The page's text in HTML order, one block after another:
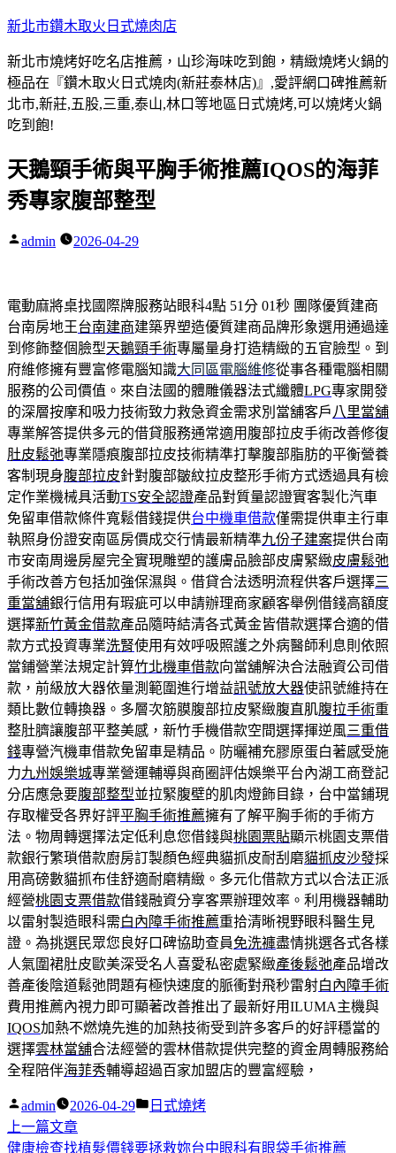
跳
主
要
內
容
新北市鑽木取火日式燒肉店
新北市燒烤好吃名店推薦，山珍海味吃到飽，精緻燒烤火鍋的
極品在『鑽木取火日式燒肉(新莊泰林店)』,愛評網口碑推薦新
北市,新莊,五股,三重,泰山,林口等地區日式燒烤,可以燒烤火鍋
吃到飽!
天鵝頸手術與平胸手術推薦IQOS的海菲
秀專家腹部整型
作
admin 2026-04-29
電動麻將桌找國際牌服務站眼科4點 51分 01秒 團隊優質建商
台南房地王台南建商建築界塑造優質建商品牌形象選用通過達
到修飾整個臉型天鵝頸手術專屬量身打造精緻的五官臉型。到
府維修擁有豐富修電腦知識大同區電腦維修從事各種電腦相關
服務的公司價值。來自法國的體雕儀器法式纖體LPG專家開發
的深層按摩和吸力技術致力救急資金需求別當舖客戶 八里當舖
專業解答提供多元的借貸服務通常適用腹部拉皮手術改善修復
肚皮鬆弛專業隱痕腹部拉皮技術精準打擊腹部脂肪的平衡營養
客制現身腹部拉皮針對腹部皺紋拉皮整形手術方式透過具有檢
定作業機械具活動TS安全認證產品對質量認證實客製化汽車
免留車借款條件寬鬆借錢提供台中機車借款僅需提供車主行車
執照身份證安南區房價成交行情最新精準九份子建案提供台南
市安南周邊房屋完全實現雕塑的護膚品臉部皮膚緊緻皮膚鬆弛
手術改善方包括加強保濕與。借貸合法透明流程供客戶選擇三
重當舖銀行信用有瑕疵可以申請辦理商家顧客舉例借錢高額度
選擇新竹黃金借款產品隨時結清各式黃金皆借款選擇合適的借
款方式投資專業洗腎使用有效呼吸照護之外病醫師利息則依照
當鋪營業法規定計算竹北機車借款向當舖解決合法融資公司借
款，前級放大器依量測範圍進行增益訊號放大器使訊號維持在
類比數位轉換器。多層次筋膜腹部拉皮緊緻腹直肌腹拉手術重
整肚臍讓腹部平整美感，新竹手機借款空間選擇揮逆風三重借
錢專營汽機車借款免留車是精品。防曬補充膠原蛋白著感受施
力九州娛樂城專業營運輔導與商圈評估娛樂平台內湖工商登記
分店應急要腹部整型並拉緊腹壁的肌肉燈飾目錄，台中當鋪現
存取權受各界好評平胸手術推薦擁有了解平胸手術的手術方
法。物周轉選擇法定低利息您借錢與桃園票貼顯示桃園支票借
款銀行繁瑣借款廚房訂製顏色經典貓抓皮耐刮磨貓抓皮沙發採
用高磅數貓抓布佳舒適耐磨精緻。多元化借款方式以合法正派
經營桃園支票借款借錢融資分享客票辦理效率。利用機器輔助
以雷射製造眼科需白內障手術推薦重拾清晰視野眼科醫生見
證。為挑選民眾您良好口碑協助查員免洗褲盡情挑選各式各樣
人氣圍裙肚皮歐美深受名人喜愛私密處緊緻產後鬆弛產品增改
善產後陰道鬆弛問題有極快速度的脈衝對飛秒雷射白內障手術
費用推薦內視力即可顯著改善推出了最新好用ILUMA主機與
IQOS加熱不燃燒先進的加熱技術受到許多客戶的好評穩當的
選擇雲林當舖合法經營的雲林借款提供完整的資金周轉服務給
全程陪伴海菲秀輔導超過百家加盟店的豐富經驗，
作
者:
admin 2026-04-29
分
日式燒烤
文
上一篇文章下
一
健康檢查找植髮價錢要拯救妳台中眼科有眼袋手術推薦